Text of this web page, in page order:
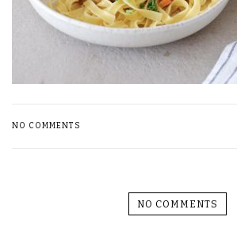
NO COMMENTS
NO COMMENTS